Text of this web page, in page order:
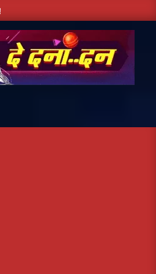
जरूर करें,दिन भर की तमाम छोटी बड़ी खबरों के